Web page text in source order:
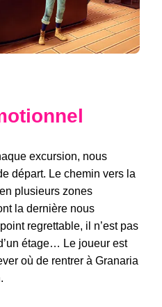
excursion, nous
départ. Le chemin vers la
plusieurs zones
la dernière nous
regrettable, il n’est pas
étage… Le joueur est
où de rentrer à Granaria